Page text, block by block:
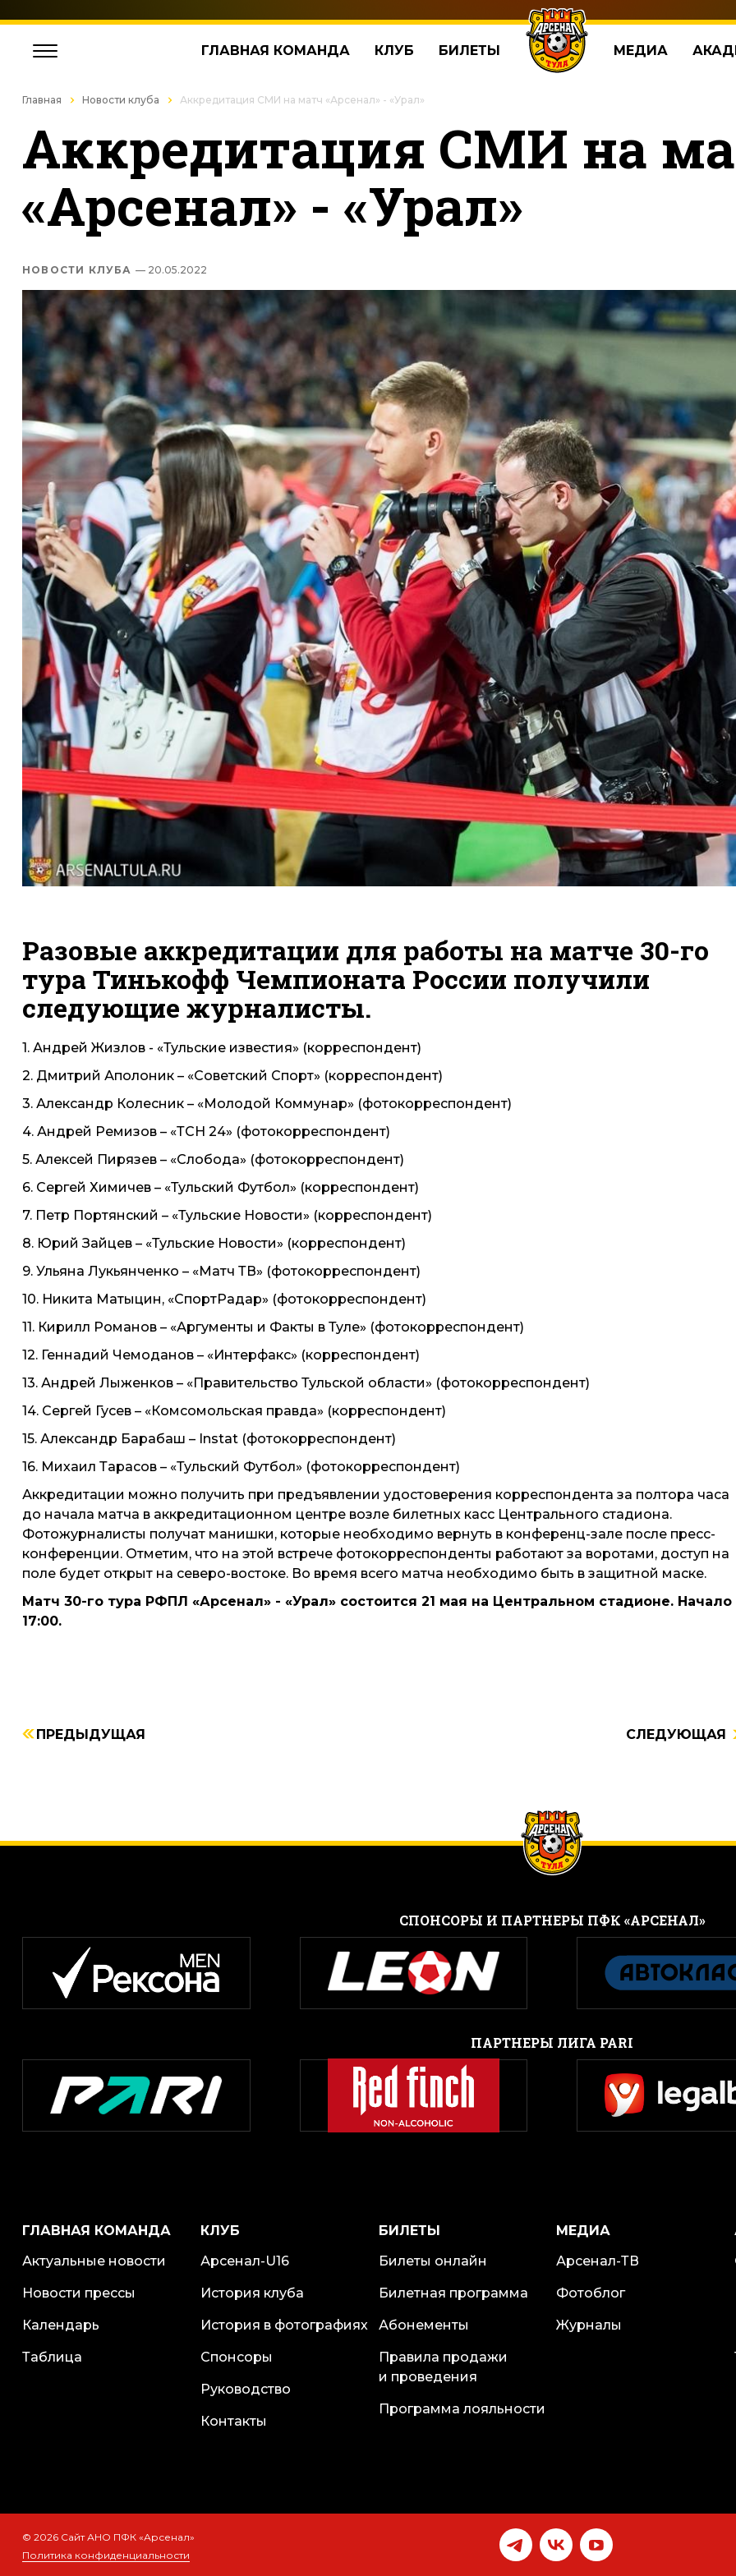
ГЛАВНАЯ КОМАНДА КЛУБ БИЛЕТЫ МЕДИА
Главная Новости клуба Аккредитация СМИ на матч «Арсенал» - «Урал»
Аккредитация СМИ на
«Арсенал» - «Урал»
НОВОСТИ КЛУБА — 20.05.2022
Разовые аккредитации для работы на матче 30-го
тура Тинькофф Чемпионата России получили
следующие журналисты.
1. Андрей Жизлов - «Тульские известия» (корреспондент)
2. Дмитрий Аполоник – «Советский Спорт» (корреспондент)
3. Александр Колесник – «Молодой Коммунар» (фотокорреспондент)
4. Андрей Ремизов – «ТСН 24» (фотокорреспондент)
5. Алексей Пирязев – «Слобода» (фотокорреспондент)
6. Сергей Химичев – «Тульский Футбол» (корреспондент)
7. Петр Портянский – «Тульские Новости» (корреспондент)
8. Юрий Зайцев – «Тульские Новости» (корреспондент)
9. Ульяна Лукьянченко – «Матч ТВ» (фотокорреспондент)
10. Никита Матыцин, «СпортРадар» (фотокорреспондент)
11. Кирилл Романов – «Аргументы и Факты в Туле» (фотокорреспондент)
12. Геннадий Чемоданов – «Интерфакс» (корреспондент)
13. Андрей Лыженков – «Правительство Тульской области» (фотокорреспондент)
14. Сергей Гусев – «Комсомольская правда» (корреспондент)
15. Александр Барабаш – Instat (фотокорреспондент)
16. Михаил Тарасов – «Тульский Футбол» (фотокорреспондент)
Аккредитации можно получить при предъявлении удостоверения корреспондента за полтора часа
до начала матча в аккредитационном центре возле билетных касс Центрального стадиона.
Фотожурналисты получат манишки, которые необходимо вернуть в конференц-зале после пресс-
конференции. Отметим, что на этой встрече фотокорреспонденты работают за воротами, доступ на
поле будет открыт на северо-востоке. Во время всего матча необходимо быть в защитной маске.
Матч 30-го тура РФПЛ «Арсенал» - «Урал» состоится 21 мая на Центральном стадионе. Начало
17:00.
ПРЕДЫДУЩАЯ СЛЕДУЮЩАЯ
CПОНСОРЫ И ПАРТНЕРЫ ПФК «АРСЕНАЛ»
ПАРТНЕРЫ ЛИГА PARI
ГЛАВНАЯ КОМАНДА
Актуальные новости
Новости прессы
Календарь
Таблица
КЛУБ
Арсенал-U16
История клуба
История в фотографиях
Спонсоры
Руководство
Контакты
БИЛЕТЫ
Билеты онлайн
Билетная программа
Абонементы
Правила продажи
и проведения
Программа лояльности
МЕДИА
Арсенал-ТВ
Фотоблог
Журналы
© 2026 Сайт АНО ПФК «Арсенал»
Политика конфиденциальности